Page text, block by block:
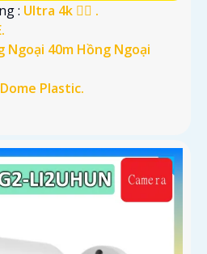
: Ultra 4k 👍🏾 .
Ngoại 40m Hồng Ngoại
Dome Plastic.